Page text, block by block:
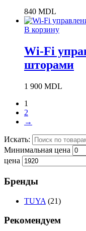
840 MDL
В корзину
Wi-Fi
шторами
1 900 MDL
1
2
→
Искать:
Минимальная цена
цена
Бренды
TUYA (21)
Рекомендуем